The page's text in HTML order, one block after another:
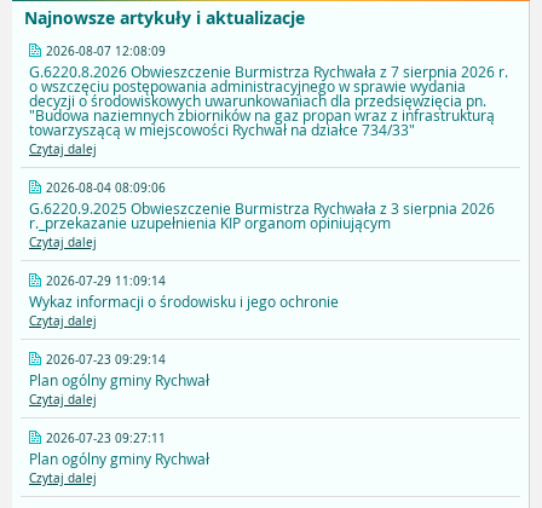
Najnowsze artykuły i aktualizacje
2026-08-07 12:08:09
G.6220.8.2026 Obwieszczenie Burmistrza Rychwała z 7 sierpnia 2026 r.
o wszczęciu postępowania administracyjnego w sprawie wydania
decyzji o środowiskowych uwarunkowaniach dla przedsięwzięcia pn.
"Budowa naziemnych zbiorników na gaz propan wraz z infrastrukturą
towarzyszącą w miejscowości Rychwał na działce 734/33"
Czytaj dalej
2026-08-04 08:09:06
G.6220.9.2025 Obwieszczenie Burmistrza Rychwała z 3 sierpnia 2026
r._przekazanie uzupełnienia KIP organom opiniującym
Czytaj dalej
2026-07-29 11:09:14
Wykaz informacji o środowisku i jego ochronie
Czytaj dalej
2026-07-23 09:29:14
Plan ogólny gminy Rychwał
Czytaj dalej
2026-07-23 09:27:11
Plan ogólny gminy Rychwał
Czytaj dalej